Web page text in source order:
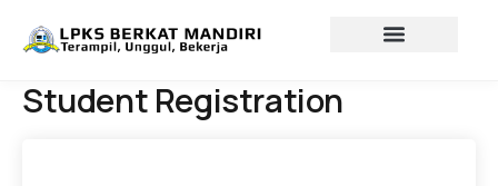
Student Registration